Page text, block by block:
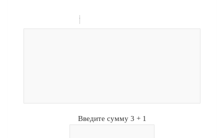
-
-
-
Введите сумму 3 + 1